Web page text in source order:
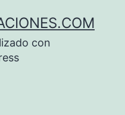
con